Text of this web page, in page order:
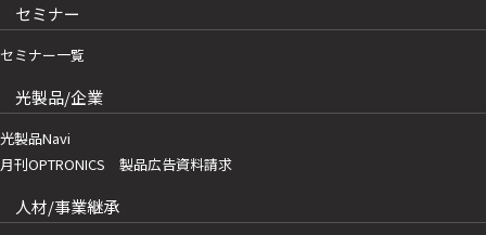
セミナー
セミナー一覧
光製品/企業
光製品Navi
月刊OPTRONICS 製品広告資料請求
人材/事業継承